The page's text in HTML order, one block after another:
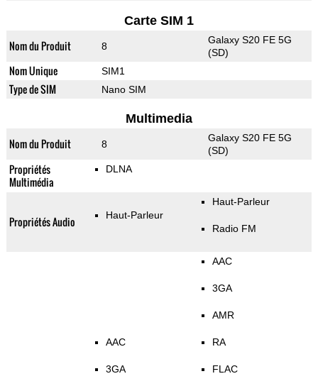
Carte SIM 1
Nom du Produit 8
Galaxy S20 FE 5G
(SD)
Nom Unique SIM1
Type de SIM Nano SIM
Multimedia
Nom du Produit 8
Galaxy S20 FE 5G
(SD)
Propriétés
Multimédia
DLNA
Propriétés Audio Haut-Parleur
Haut-Parleur
Radio FM
AAC
3GA
AAC
3GA
AMR
RA
FLAC